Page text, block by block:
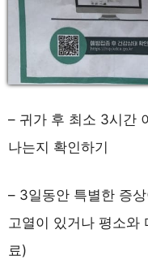
– 귀가 후 최소 3시간
나는지 확인하기
– 3일동안 특별한 증
고열이 있거나 평소와
료)